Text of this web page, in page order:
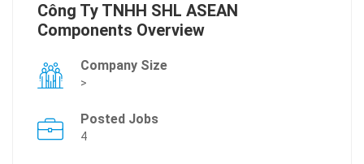
Công Ty TNHH SHL ASEAN
Components Overview
Company Size
>
Posted Jobs
4